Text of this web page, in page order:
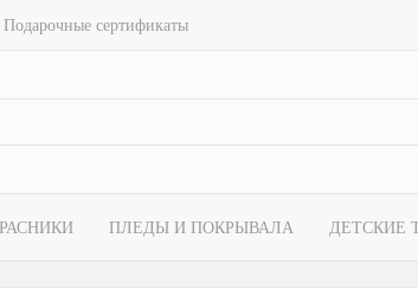
Подарочные сертификаты
ПЛЕДЫ И ПОКРЫВАЛА ДЕТСКИЕ